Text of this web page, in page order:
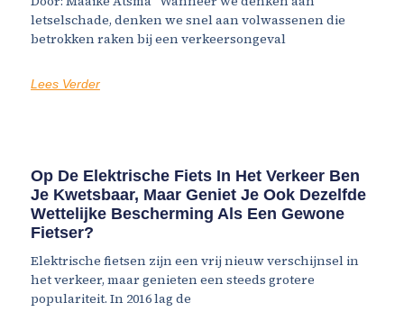
letselschade, denken we snel aan volwassenen die
betrokken raken bij een verkeersongeval
Lees Verder
Op De Elektrische Fiets In Het Verkeer Ben
Je Kwetsbaar, Maar Geniet Je Ook Dezelfde
Wettelijke Bescherming Als Een Gewone
Fietser?
Elektrische fietsen zijn een vrij nieuw verschijnsel in
het verkeer, maar genieten een steeds grotere
populariteit. In 2016 lag de